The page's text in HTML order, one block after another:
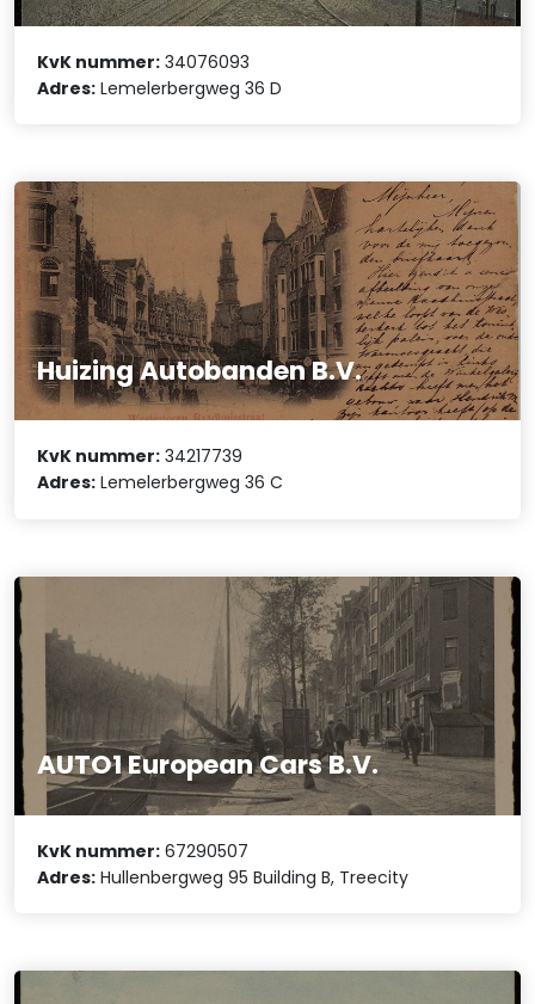
KvK nummer: 34076093
Adres: Lemelerbergweg 36 D
Huizing Autobanden B.V.
KvK nummer: 34217739
Adres: Lemelerbergweg 36 C
AUTO1 European Cars B.V.
KvK nummer: 67290507
Adres: Hullenbergweg 95 Building B, Treecity